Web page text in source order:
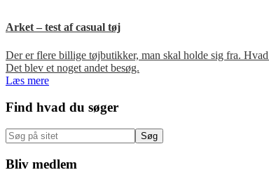
Arket – test af casual tøj
Der er flere billige tøjbutikker, man skal holde sig fra.
Det blev et noget andet besøg.
Læs mere
Primær
Sidebar
Find hvad du søger
Søg
på
sitet
Bliv medlem